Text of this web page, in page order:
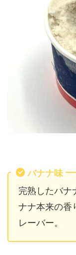
バナナ味
完熟したバナ
ナナ本来の香
レーバー。